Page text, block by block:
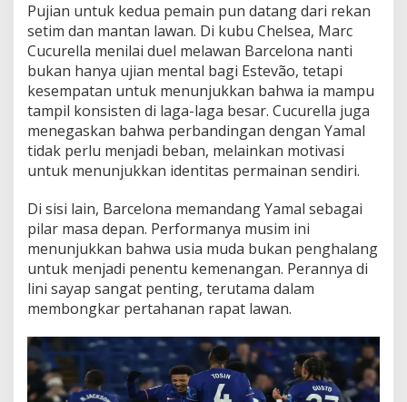
Pujian untuk kedua pemain pun datang dari rekan
setim dan mantan lawan. Di kubu Chelsea, Marc
Cucurella menilai duel melawan Barcelona nanti
bukan hanya ujian mental bagi Estevão, tetapi
kesempatan untuk menunjukkan bahwa ia mampu
tampil konsisten di laga-laga besar. Cucurella juga
menegaskan bahwa perbandingan dengan Yamal
tidak perlu menjadi beban, melainkan motivasi
untuk menunjukkan identitas permainan sendiri.
Di sisi lain, Barcelona memandang Yamal sebagai
pilar masa depan. Performanya musim ini
menunjukkan bahwa usia muda bukan penghalang
untuk menjadi penentu kemenangan. Perannya di
lini sayap sangat penting, terutama dalam
membongkar pertahanan rapat lawan.